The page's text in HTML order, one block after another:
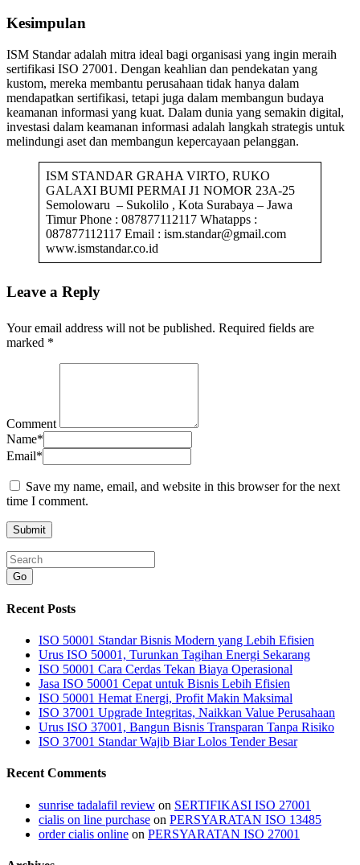
Kesimpulan
ISM Standar adalah mitra ideal bagi organisasi yang ingin meraih
sertifikasi ISO 27001. Dengan keahlian dan pendekatan yang
kustom, mereka membantu perusahaan tidak hanya dalam
mendapatkan sertifikasi, tetapi juga dalam membangun budaya
keamanan informasi yang kuat. Dalam dunia yang semakin digital,
investasi dalam keamanan informasi adalah langkah strategis untuk
melindungi aset dan membangun kepercayaan pelanggan.
ISM STANDAR GRAHA VIRTO, RUKO
GALAXI BUMI PERMAI J1 NOMOR 23A-25
Semolowaru – Sukolilo , Kota Surabaya – Jawa
Timur Phone : 087877112117 Whatapps :
087877112117 Email : ism.standar@gmail.com
www.ismstandar.co.id
Leave a Reply
Your email address will not be published. Required fields are
marked *
Comment
Name*
Email*
Save my name, email, and website in this browser for the next
time I comment.
Go
Recent Posts
ISO 50001 Standar Bisnis Modern yang Lebih Efisien
Urus ISO 50001, Turunkan Tagihan Energi Sekarang
ISO 50001 Cara Cerdas Tekan Biaya Operasional
Jasa ISO 50001 Cepat untuk Bisnis Lebih Efisien
ISO 50001 Hemat Energi, Profit Makin Maksimal
ISO 37001 Upgrade Integritas, Naikkan Value Perusahaan
Urus ISO 37001, Bangun Bisnis Transparan Tanpa Risiko
ISO 37001 Standar Wajib Biar Lolos Tender Besar
Recent Comments
sunrise tadalafil review on SERTIFIKASI ISO 27001
cialis on line purchase on PERSYARATAN ISO 13485
order cialis online on PERSYARATAN ISO 27001